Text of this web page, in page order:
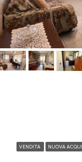
VENDITA NUOVA